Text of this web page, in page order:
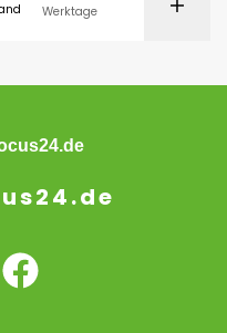
Werktage